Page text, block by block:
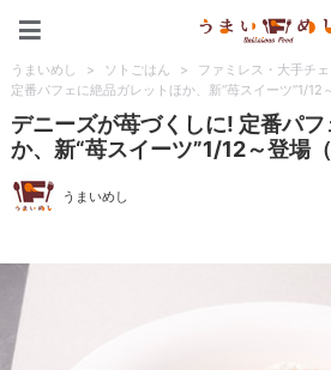
うまいめし > ソトごはん > ファミレス・大手チ
定番パフェに絶品ガレットほか、新“苺スイーツ”1/12
デニーズが苺づくしに! 定番パ
か、新“苺スイーツ”1/12～登場
うまいめし